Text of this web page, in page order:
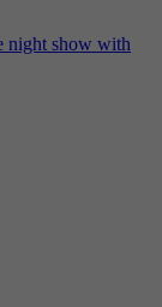
night show with